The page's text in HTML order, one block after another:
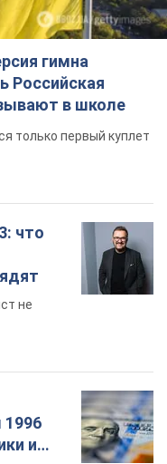
гимна
Российская
в школе
только первый куплет
что
не
и